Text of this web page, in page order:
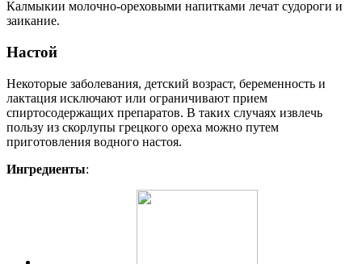
Калмыкии молочно-ореховыми напитками лечат судороги и
заикание.
Настой
Некоторые заболевания, детский возраст, беременность и
лактация исключают или ограничивают прием
спиртосодержащих препаратов. В таких случаях извлечь
пользу из скорлупы грецкого ореха можно путем
приготовления водного настоя.
Ингредиенты: